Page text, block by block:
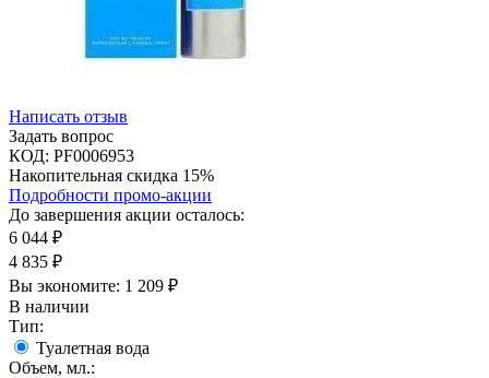
Написать отзыв
Задать вопрос
КОД: PF0006953
Накопительная скидка 15%
Подробности промо-акции
До завершения акции осталось:
6 044 ₽
4 835 ₽
Вы экономите: 1 209 ₽
В наличии
Тип:
Туалетная вода
Объем, мл.: